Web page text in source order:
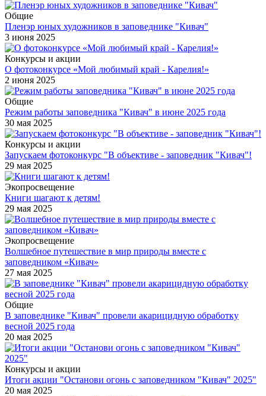
Общие
Пленэр юных художников в заповеднике "Кивач"
3 июня 2025
Конкурсы и акции
О фотоконкурсе «Мой любимый край - Карелия!»
2 июня 2025
Общие
Режим работы заповедника "Кивач" в июне 2025 года
30 мая 2025
Конкурсы и акции
Запускаем фотоконкурс "В объективе - заповедник "Кивач"!
29 мая 2025
Экопросвещение
Книги шагают к детям!
29 мая 2025
Экопросвещение
Волшебное путешествие в мир природы вместе с
заповедником «Кивач»
27 мая 2025
Общие
В заповеднике "Кивач" провели акарицидную обработку
весной 2025 года
20 мая 2025
Конкурсы и акции
Итоги акции "Останови огонь с заповедником "Кивач" 2025"
20 мая 2025